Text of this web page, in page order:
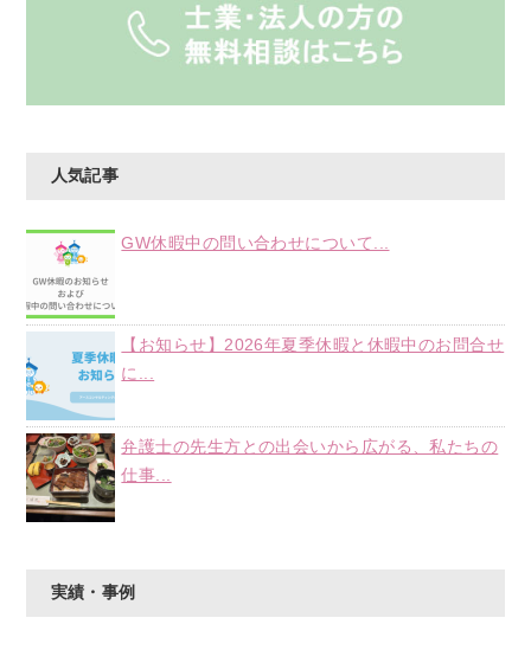
人気記事
GW休暇中の問い合わせについて...
【お知らせ】2026年夏季休暇と休暇中のお問合せ
に...
弁護士の先生方との出会いから広がる、私たちの
仕事...
実績・事例